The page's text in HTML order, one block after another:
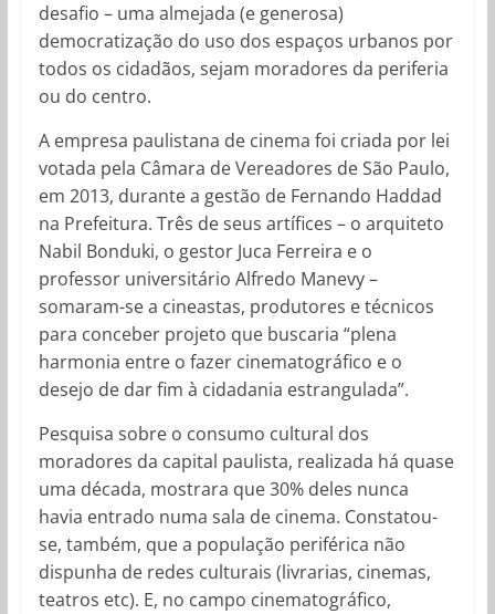
desafio – uma almejada (e generosa)
democratização do uso dos espaços urbanos por
todos os cidadãos, sejam moradores da periferia
ou do centro.
A empresa paulistana de cinema foi criada por lei
votada pela Câmara de Vereadores de São Paulo,
em 2013, durante a gestão de Fernando Haddad
na Prefeitura. Três de seus artífices – o arquiteto
Nabil Bonduki, o gestor Juca Ferreira e o
professor universitário Alfredo Manevy –
somaram-se a cineastas, produtores e técnicos
para conceber projeto que buscaria “plena
harmonia entre o fazer cinematográfico e o
desejo de dar fim à cidadania estrangulada”.
Pesquisa sobre o consumo cultural dos
moradores da capital paulista, realizada há quase
uma década, mostrara que 30% deles nunca
havia entrado numa sala de cinema. Constatou-
se, também, que a população periférica não
dispunha de redes culturais (livrarias, cinemas,
teatros etc). E, no campo cinematográfico,